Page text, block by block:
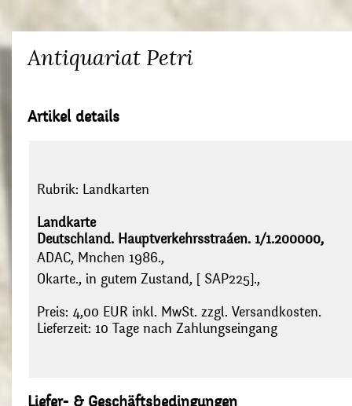
Antiquariat Petri
Artikel details
Rubrik: Landkarten
Landkarte
Deutschland. Hauptverkehrsstraáen. 1/1.200000,
ADAC, Mnchen 1986.,
Okarte., in gutem Zustand, [ SAP225].,
Preis: 4,00 EUR inkl. MwSt. zzgl. Versandkosten.
Lieferzeit: 10 Tage nach Zahlungseingang
Liefer- & Geschäftsbedingungen